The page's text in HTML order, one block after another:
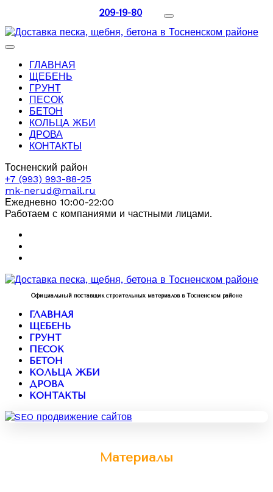
209-19-80
ГЛАВНАЯ
ЩЕБЕНЬ
ГРУНТ
ПЕСОК
БЕТОН
КОЛЬЦА ЖБИ
ДРОВА
КОНТАКТЫ
Тосненский район
+7 (993) 993-88-25
mk-nerud@mail.ru
Ежедневно 10:00-22:00
Работаем с компаниями и частными лицами.
Официальный поставщик строительных материалов в Тосненском районе
ГЛАВНАЯ
ЩЕБЕНЬ
ГРУНТ
ПЕСОК
БЕТОН
КОЛЬЦА ЖБИ
ДРОВА
КОНТАКТЫ
Материалы